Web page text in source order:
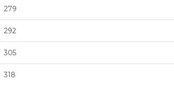
279
292
305
318